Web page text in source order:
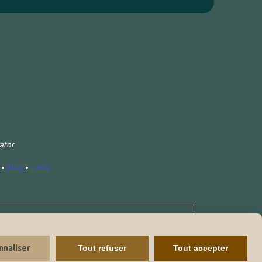
• Blog • Liens
Tout refuser Tout accepter